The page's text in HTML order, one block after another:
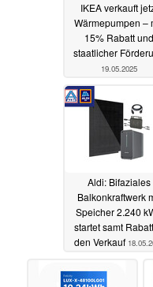
IKEA verkauft
Wärmepumpen –
15% Rabatt und
staatlicher
19.05.2025
Aldi: Bifaziales
Balkonkraftwerk
Speicher 2.240
startet samt
den Verkauf